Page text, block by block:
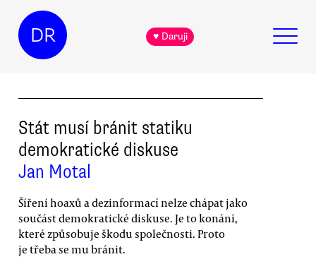
DR ♥ Daruji
Stát musí bránit statiku
demokratické diskuse
Jan Motal
Šíření hoaxů a dezinformací nelze chápat jako
součást demokratické diskuse. Je to konání,
které způsobuje škodu společnosti. Proto
je třeba se mu bránit.